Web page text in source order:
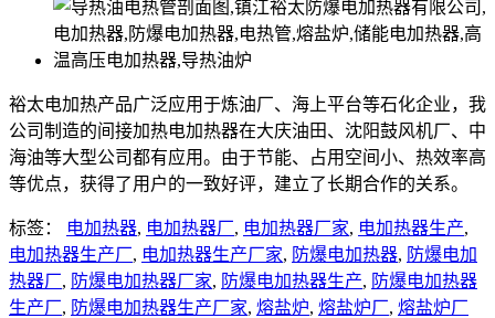
裕太电加热产品广泛应用于炼油厂、海上平台等石化企业，我
公司制造的间接加热电加热器在大庆油田、沈阳鼓风机厂、中
海油等大型公司都有应用。由于节能、占用空间小、热效率高
等优点，获得了用户的一致好评，建立了长期合作的关系。
标签： 电加热器, 电加热器厂, 电加热器厂家, 电加热器生产,
电加热器生产厂, 电加热器生产厂家, 防爆电加热器, 防爆电加
热器厂, 防爆电加热器厂家, 防爆电加热器生产, 防爆电加热器
生产厂, 防爆电加热器生产厂家, 熔盐炉, 熔盐炉厂, 熔盐炉厂